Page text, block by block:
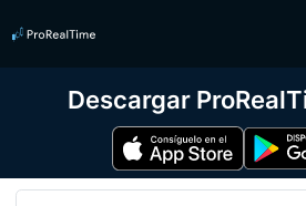
Descargar